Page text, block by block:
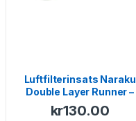
Luftfilterinsats Naraku
Double Layer Runner –
NRG – Purejet – TPH –
Stalker
kr130.00